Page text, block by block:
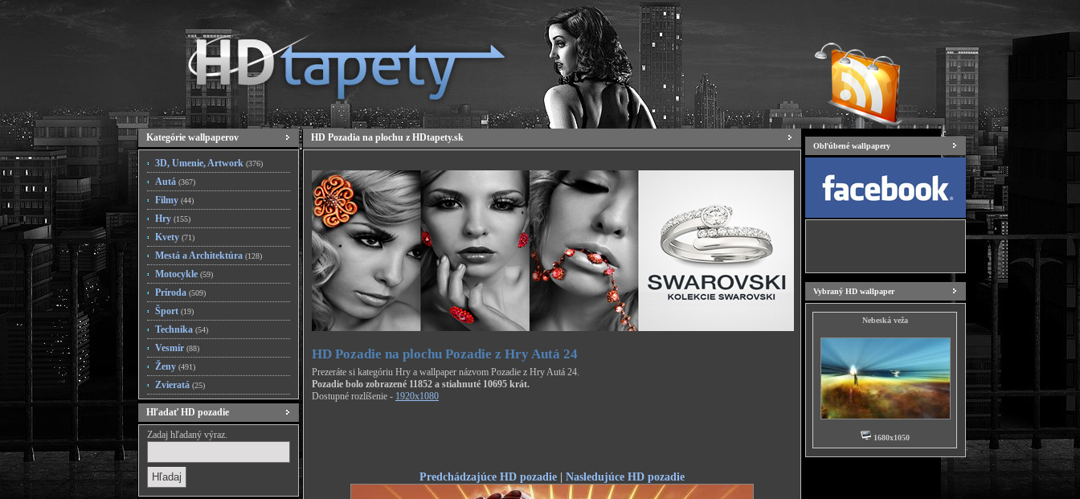
Kategórie wallpaperov
3D, Umenie, Artwork (376)
Autá (367)
Filmy (44)
Hry (155)
Kvety (71)
Mestá a Architektúra (128)
Motocykle (59)
Príroda (509)
Šport (19)
Technika (54)
Vesmír (88)
Ženy (491)
Zvieratá (25)
Hľadať HD pozadie
Zadaj hľadaný výraz.
HD Pozadia na plochu z HDtapety.sk
HD Pozadie na plochu Pozadie z Hry Autá 24
Prezeráte si kategóriu Hry a wallpaper názvom Pozadie z Hry Autá 24.
Pozadie bolo zobrazené 11852 a stiahnuté 10695 krát.
Dostupné rozlíšenie - 1920x1080
Predchádzajúce HD pozadie | Nasledujúce HD pozadie
Obľúbené wallpapery
Vybraný HD wallpaper
Nebeská veža
1680x1050